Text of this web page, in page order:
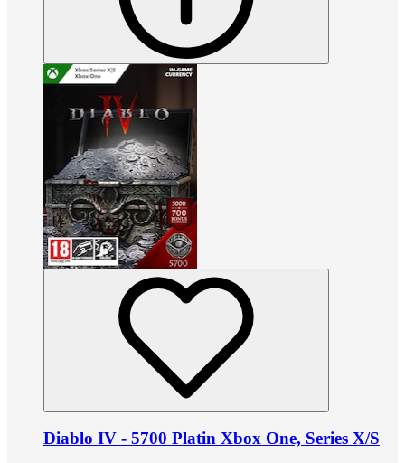
Diablo IV - 5700 Platin Xbox One, Series X/S